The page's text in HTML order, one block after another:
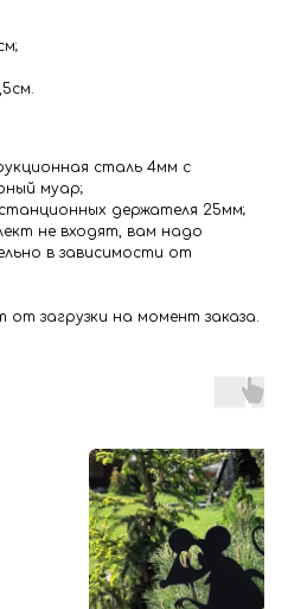
сталь 4мм с
муар;
держателя 25мм;
не входят, вам надо
в зависимости от
от загрузки на момент заказа.